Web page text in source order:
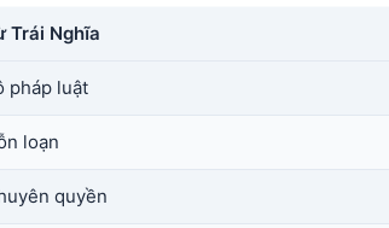
Trái Nghĩa
pháp luật
loạn
quyền